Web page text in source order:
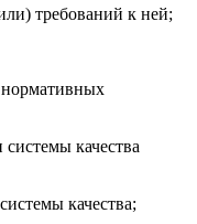
требований к ней;
нормативных
качества
качества;